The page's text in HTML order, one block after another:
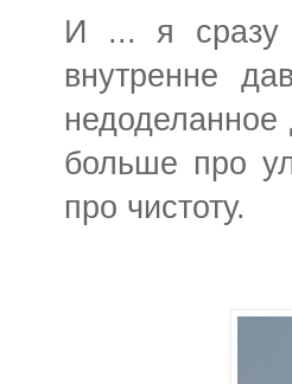
И ... я сразу
внутренне
больше про
про чистоту.